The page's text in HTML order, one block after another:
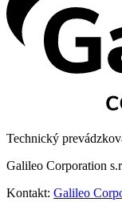
Technický
Galileo Corporation
Kontakt: Galileo